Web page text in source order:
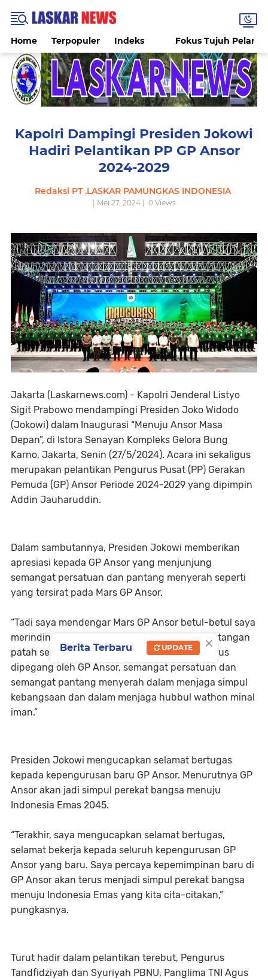
Home Terpopuler Indeks Fokus Tujuh
Kapolri Dampingi Presiden Jokowi
Hadiri Pelantikan PP GP Ansor
2024-2029
Redaksi PT .LASKAR PAMUNGKAS INDONESIA
| Mei 27, 2024 | 0Views
Jakarta (Laskarnews.com) - Kapolri Jenderal Listyo
Sigit Prabowo mendampingi Presiden Joko Widodo
(Jokowi) dalam Inaugurasi “Menuju Ansor Masa
Depan”, di Istora Senayan Kompleks Gelora Bung
Karno, Jakarta, Senin (27/5/2024). Acara ini sekaligus
merupakan pelantikan Pengurus Pusat (PP) Gerakan
Pemuda (GP) Ansor Periode 2024-2029 yang dipimpin
Addin Jauharuddin.
Dalam sambutannya, Presiden Jokowi memberikan
apresiasi kepada GP Ansor yang menjunjung
semangat persatuan dan pantang menyerah seperti
yang tersirat pada Mars GP Ansor.
“Tadi saya mendengar Mars GP Ansor betul-betul saya
merinding. Ansor maju satu barisan, seribu rintangan
patah semuanya. Semangat ini yang terus harus
dipegang oleh GP Ansor, semangat persatuan dan
semangat pantang menyerah dalam menjaga simpul
kebangsaan dan dalam menjaga hubbul wathon minal
iman.”
Presiden Jokowi mengucapkan selamat bertugas
kepada kepengurusan baru GP Ansor. Menurutnya GP
Ansor akan jadi simpul perekat bangsa menuju
Indonesia Emas 2045.
“Terakhir, saya mengucapkan selamat bertugas,
selamat bekerja kepada seluruh kepengurusan GP
Ansor yang baru. Saya percaya kepemimpinan baru di
GP Ansor akan terus menjadi simpul perekat bangsa
menuju Indonesia Emas yang kita cita-citakan,”
pungkasnya.
Turut hadir dalam pelantikan terebut, Pengurus
Tandfidziyah dan Syuriyah PBNU, Panglima TNI Agus
×
Berita Terbaru UPDATE